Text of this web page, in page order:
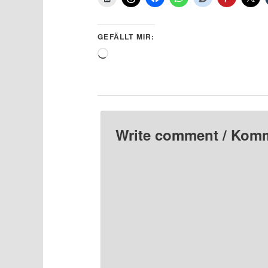
GEFÄLLT MIR:
Wird
Write comment /